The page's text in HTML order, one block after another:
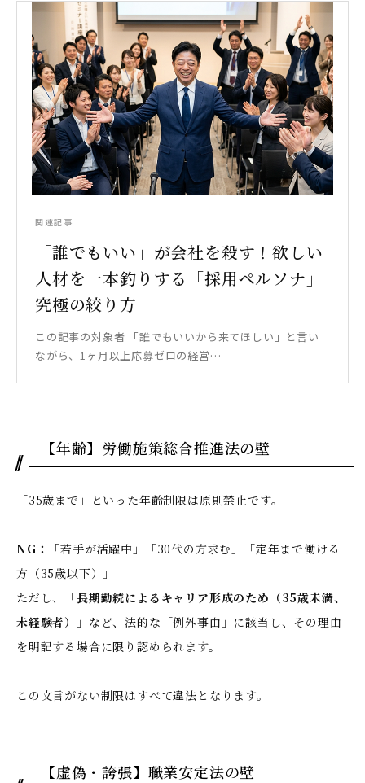
関連記事
「誰でもいい」が会社を殺す！欲しい
人材を一本釣りする「採用ペルソナ」
究極の絞り方
この記事の対象者 「誰でもいいから来てほしい」と言い
ながら、1ヶ月以上応募ゼロの経営…
【年齢】労働施策総合推進法の壁
「35歳まで」といった年齢制限は原則禁止です。
NG：
「若手が活躍中」「30代の方求む」「定年まで働ける
方（35歳以下）」
ただし、「長期勤続によるキャリア形成のため（35歳未満、
未経験者）
」など、法的な「例外事由」に該当し、その理由
を明記する場合に限り認められます。
この文言がない制限はすべて違法となります。
【虚偽・誇張】職業安定法の壁